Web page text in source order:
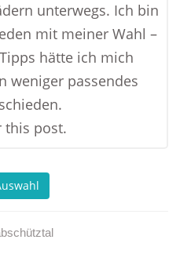
unterwegs. Ich bin
mit meiner Wahl –
hätte ich mich
weniger passendes
this post.